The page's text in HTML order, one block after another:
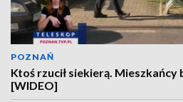
POZNAŃ
Ktoś rzucił siekierą. Mieszkańcy
[WIDEO]